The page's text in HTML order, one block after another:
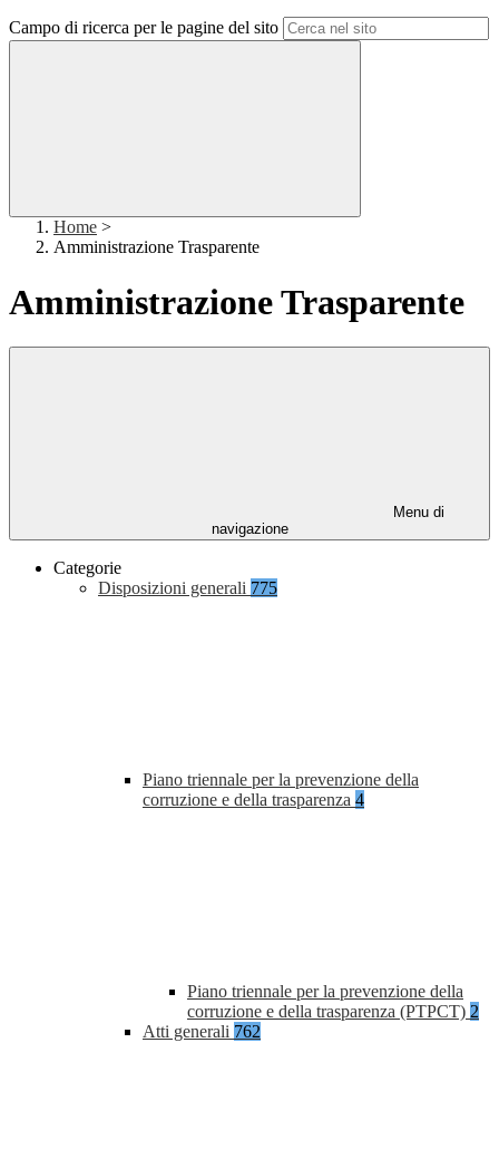
Campo di ricerca per le pagine del sito
Home >
Amministrazione Trasparente
Amministrazione Trasparente
Menu di
navigazione
Categorie
Disposizioni generali 775
Piano triennale per la prevenzione della
corruzione e della trasparenza 4
Piano triennale per la prevenzione della
corruzione e della trasparenza (PTPCT) 2
Atti generali 762